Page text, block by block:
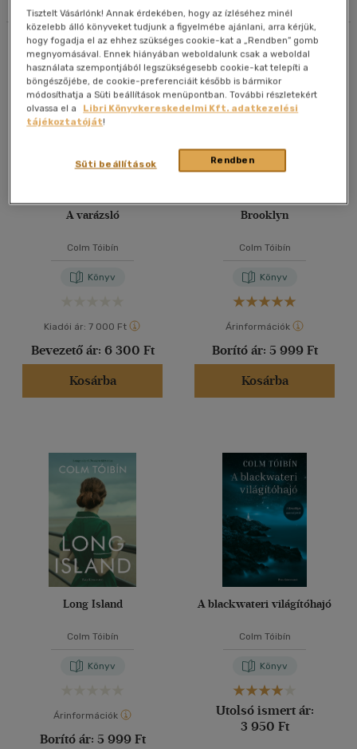
40 db / oldal
Alkalmaz
Összesen5db
A varázsló
Colm Tóibín
Könyv
Kiadói ár: 7 000 Ft
Bevezető ár: 6 300 Ft
Kosárba
Brooklyn
Colm Tóibín
Könyv
Árinformációk
Borító ár: 5 999 Ft
Kosárba
Long Island
Colm Tóibín
Könyv
Árinformációk
Borító ár: 5 999 Ft
A blackwateri világítóhajó
Colm Tóibín
Könyv
Utolsó ismert ár:
3 950 Ft
Tisztelt Vásárlónk! Annak érdekében, hogy az ízléséhez minél
közelebb álló könyveket tudjunk a figyelmébe ajánlani, arra kérjük,
hogy fogadja el az ehhez szükséges cookie-kat a „Rendben” gomb
megnyomásával. Ennek hiányában weboldalunk csak a weboldal
használata szempontjából legszükségesebb cookie-kat telepíti a
böngészőjébe, de cookie-preferenciáit később is bármikor
módosíthatja a Süti beállítások menüpontban. További részletekért
olvassa el a
Libri Könyvkereskedelmi Kft. adatkezelési
tájékoztatóját!
Rendben
Süti beállítások